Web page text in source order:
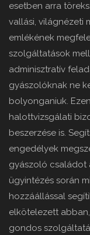
esetben arra
vallási, világnézeti
emlékének
szolgáltatások
adminisztratív
gyászolóknak ne
bolyonganiuk.
halottvizsgálati
beszerzése is.
engedélyek
gyászoló családot
ügyintézés során
hozzáállással
elkötelezett
gondos